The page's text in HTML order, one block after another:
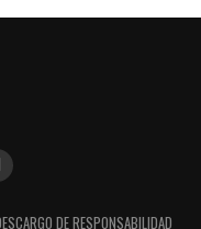
DE RESPONSABILIDAD
experiencia en